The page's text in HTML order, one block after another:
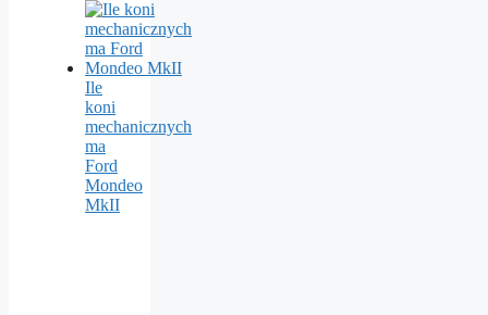
Ile
koni
mechanicznych
ma
Ford
Mondeo
MkII